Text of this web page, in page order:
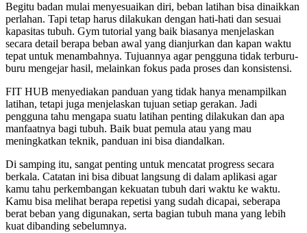
Begitu badan mulai menyesuaikan diri, beban latihan bisa dinaikkan
perlahan. Tapi tetap harus dilakukan dengan hati-hati dan sesuai
kapasitas tubuh. Gym tutorial yang baik biasanya menjelaskan
secara detail berapa beban awal yang dianjurkan dan kapan waktu
tepat untuk menambahnya. Tujuannya agar pengguna tidak terburu-
buru mengejar hasil, melainkan fokus pada proses dan konsistensi.
FIT HUB menyediakan panduan yang tidak hanya menampilkan
latihan, tetapi juga menjelaskan tujuan setiap gerakan. Jadi
pengguna tahu mengapa suatu latihan penting dilakukan dan apa
manfaatnya bagi tubuh. Baik buat pemula atau yang mau
meningkatkan teknik, panduan ini bisa diandalkan.
Di samping itu, sangat penting untuk mencatat progress secara
berkala. Catatan ini bisa dibuat langsung di dalam aplikasi agar
kamu tahu perkembangan kekuatan tubuh dari waktu ke waktu.
Kamu bisa melihat berapa repetisi yang sudah dicapai, seberapa
berat beban yang digunakan, serta bagian tubuh mana yang lebih
kuat dibanding sebelumnya.